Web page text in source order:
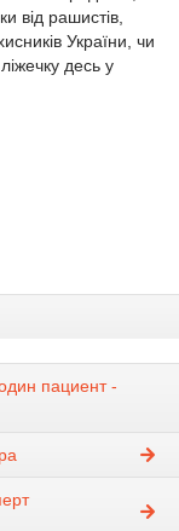
від рашистів,
України, чи
десь у
пациент -